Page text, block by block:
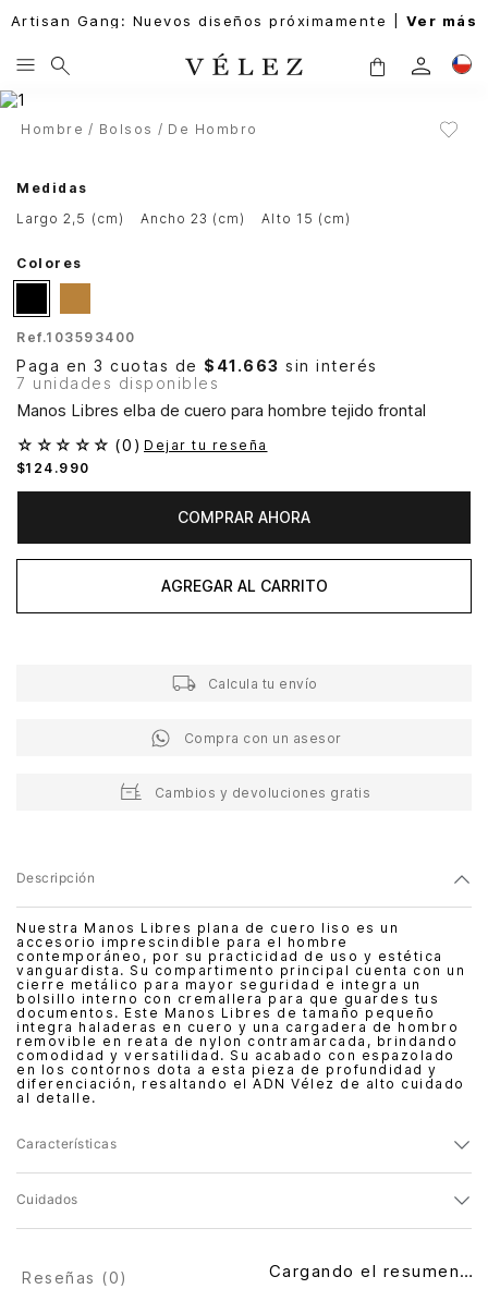
Artisan Gang: Nuevos diseños próximamente | Ver más
Hombre Bolsos De Hombro
Medidas
largo 2,5 (cm)
ancho 23 (cm) alto 15 (cm)
Colores
Ref.103593400
Paga en 3 cuotas de $41.663 sin interés
7 unidades disponibles
Manos Libres elba de cuero para hombre tejido frontal
☆ ☆ ☆ ☆ ☆ (0 ) Dejar tu reseña
$124 .990
COMPRAR AHORA
AGREGAR AL CARRITO
Calcula tu envío
Compra con un asesor
Cambios y devoluciones gratis
Descripción
Nuestra Manos Libres plana de cuero liso es un
accesorio imprescindible para el hombre
contemporáneo, por su practicidad de uso y estética
vanguardista. Su compartimento principal cuenta con un
cierre metálico para mayor seguridad e integra un
bolsillo interno con cremallera para que guardes tus
documentos. Este Manos Libres de tamaño pequeño
integra haladeras en cuero y una cargadera de hombro
removible en reata de nylon contramarcada, brindando
comodidad y versatilidad. Su acabado con espazolado
en los contornos dota a esta pieza de profundidad y
diferenciación, resaltando el ADN Vélez de alto cuidado
al detalle.
Características
Cuidados
Reseñas (0) Cargando el resumen…